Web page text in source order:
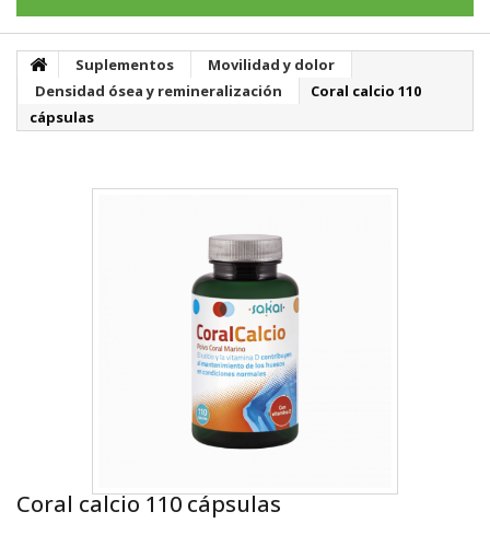
Suplementos
Movilidad y dolor
Densidad ósea y remineralización
Coral calcio 110
cápsulas
Coral calcio 110 cápsulas